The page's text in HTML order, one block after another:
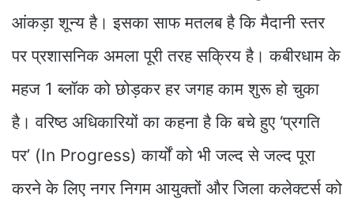
आंकड़ा शून्य है। इसका साफ मतलब है कि मैदानी स्तर
पर प्रशासनिक अमला पूरी तरह सक्रिय है। कबीरधाम के
महज 1 ब्लॉक को छोड़कर हर जगह काम शुरू हो चुका
है। वरिष्ठ अधिकारियों का कहना है कि बचे हुए ‘प्रगति
पर’ (In Progress) कार्यों को भी जल्द से जल्द पूरा
करने के लिए नगर निगम आयुक्तों और जिला कलेक्टर्स को